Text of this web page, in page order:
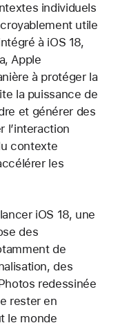
individuels
utile
à iOS 18,
Apple
à protéger la
la puissance de
et générer des
l’interaction
contexte
les
iOS 18, une
des
de
des
redessinée
rester en
le monde